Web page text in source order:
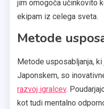
jim omogoča učinkovito
ekipam iz celega sveta.
Metode
Metode usposabljanja,
Japonskem, so
razvoj igralcev.
kot tudi mentalno